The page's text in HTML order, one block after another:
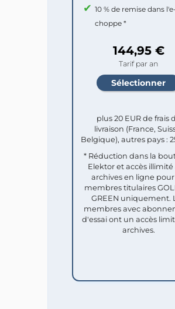
10 % de remise dans l'e-
choppe *
144,95 €
Tarif par an
plus 20 EUR de frais
livraison (France,
Belgique), autres pays :
* Réduction dans la
Elektor et accès illimité
archives en ligne pour
membres titulaires
GREEN uniquement.
membres avec
d'essai ont un accès
archives.